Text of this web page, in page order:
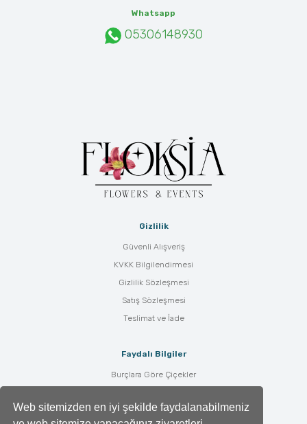
Web sitemizden en iyi şekilde faydalanabilmeniz
Whatsapp
05306148930
Gizlilik
Güvenli Alışveriş
KVKK Bilgilendirmesi
Gizlilik Sözleşmesi
Satış Sözleşmesi
Teslimat ve İade
Faydalı Bilgiler
Burçlara Göre Çiçekler
Çiçek Anlamları